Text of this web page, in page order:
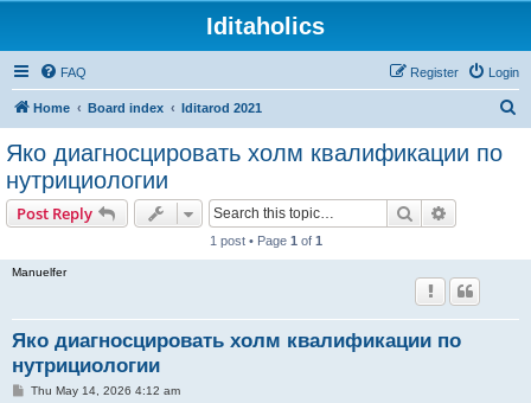
Iditaholics
FAQ Login
Register
Home Board index Iditarod 2021
Яко диагносцировать холм квалификации по
нутрициологии
Post Reply Search
1 post • Page 1 of 1
Manuelfer
Яко диагносцировать холм квалификации по
нутрициологии
PThu May 14, 2026 4:12 am